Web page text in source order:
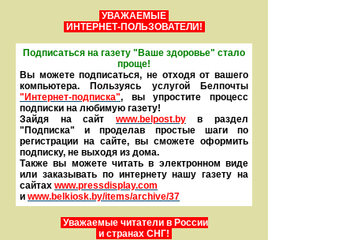
УВАЖАЕМЫЕ
ИНТЕРНЕТ-ПОЛЬЗОВАТЕЛИ!
Подписаться на газету "Ваше здоровье" стало
проще!
Вы можете подписаться, не отходя от вашего
компьютера. Пользуясь услугой Белпочты
"Интернет-подписка", вы упростите процесс
подписки на любимую газету!
Зайдя на сайт www.belpost.by
в раздел
"Подписка" и проделав простые шаги по
регистрации на сайте, вы сможете оформить
под­писку, не выходя из дома.
Также вы можете читать в элек­тронном виде
или заказывать по интернету нашу газету на
сайтах www.pressdisplay.com
и www.belkiosk.by/items/archive/37
Уважаемые читатели в России
и странах СНГ!